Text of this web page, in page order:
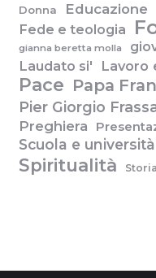
Donna Educazione
Fede e teologia
gianna beretta molla
Laudato si' Lavoro
Pace Papa
Pier Giorgio
Preghiera
Scuola e università
Spiritualità Storia